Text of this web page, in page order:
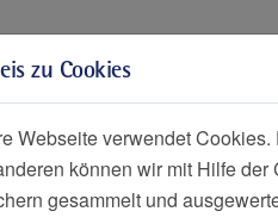
Social Media
zu Cookies
Webseite verwendet
können wir mit Hilfe
gesammelt und